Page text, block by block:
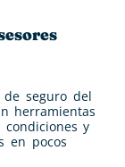
seguro del
herramientas
y
en pocos